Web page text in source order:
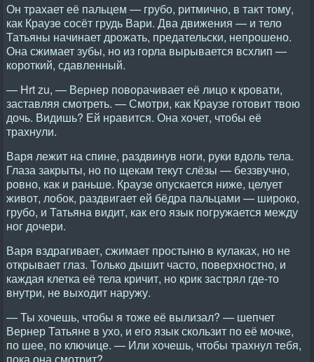
Он трахает её пальцем — грубо, ритмично, в такт тому,
как Краузе сосёт грудь Вари. Два движения — и тело
Татьяны начинает дрожать, предательски, непрошено.
Она сжимает зубы, но из горла вырывается всхлип —
короткий, сдавленный.
— Hrt zu, — Вернер поворачивает её лицо к кровати,
заставляя смотреть. — Смотри, как Краузе готовит твою
дочь. Видишь? Ей нравится. Она хочет, чтобы её
трахнули.
Варя лежит на спине, раздвинув ноги, руки вдоль тела.
Глаза закрыты, но по щекам текут слёзы — беззвучно,
ровно, как и раньше. Краузе опускается ниже, целует
живот, лобок, раздвигает ей бёдра пальцами — широко,
грубо, и Татьяна видит, как его язык погружается между
ног дочери.
Варя вздрагивает, сжимает простыню в кулаках, но не
открывает глаз. Только дышит часто, поверхностно, и
каждая клетка её тела кричит, но крик застрял где-то
внутри, не выходит наружу.
— Ты хочешь, чтобы я тоже её вылизал? — шепчет
Вернер Татьяне в ухо, и его язык скользит по её мочке,
по шее, по ключице. — Или хочешь, чтобы трахнул тебя,